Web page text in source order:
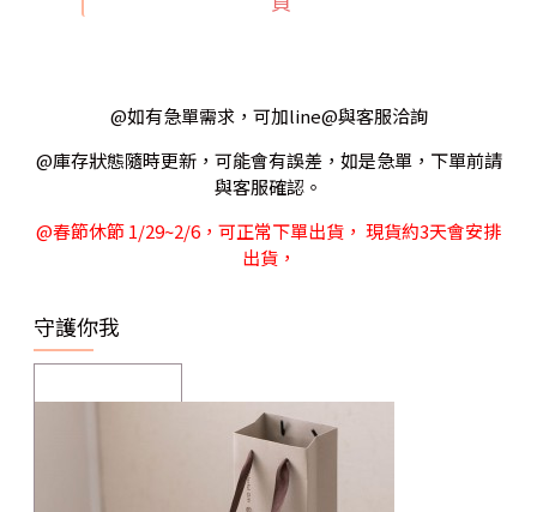
@如有急單需求，可加line@與客服洽詢
@庫存狀態隨時更新，可能會有誤差，如是急單，下單前請
與客服確認。
@春節休節 1/29~2/6，可正常下單出貨， 現貨約3天會安排
出貨，
守護你我